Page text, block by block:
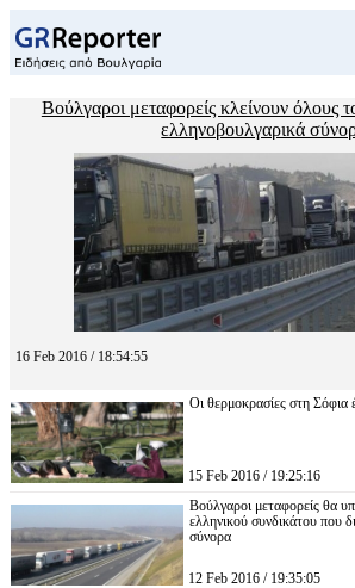
Βούλγαροι μεταφορείς κλείνουν όλους
ελληνοβουλγαρικά
16 Feb 2016 / 18:54:55
Οι θερμοκρασίες στη
15 Feb 2016 / 19:25:16
Βούλγαροι μεταφορείς θα
ελληνικού συνδικάτου που
σύνορα
12 Feb 2016 / 19:35:05